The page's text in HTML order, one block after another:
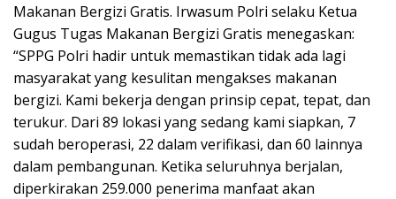
Makanan Bergizi Gratis. Irwasum Polri selaku Ketua
Gugus Tugas Makanan Bergizi Gratis menegaskan:
“SPPG Polri hadir untuk memastikan tidak ada lagi
masyarakat yang kesulitan mengakses makanan
bergizi. Kami bekerja dengan prinsip cepat, tepat, dan
terukur. Dari 89 lokasi yang sedang kami siapkan, 7
sudah beroperasi, 22 dalam verifikasi, dan 60 lainnya
dalam pembangunan. Ketika seluruhnya berjalan,
diperkirakan 259.000 penerima manfaat akan